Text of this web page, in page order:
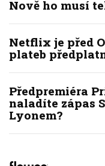
Nově ho musí
Netflix je před
plateb
Předpremiéra
naladíte zápas
Lyonem?